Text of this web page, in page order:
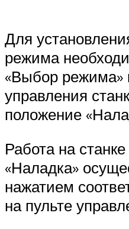
Для
режима
«Выбор режима»
управления
положение
Работа на
«Наладка»
нажатием
на пульте